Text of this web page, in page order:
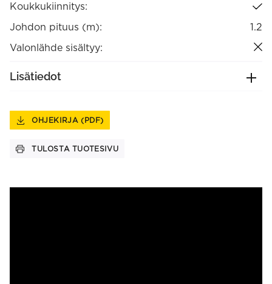
Koukkukiinnitys:
Johdon pituus (m):
1.2
Valonlähde sisältyy:
Lisätiedot
OHJEKIRJA (PDF)
TULOSTA TUOTESIVU